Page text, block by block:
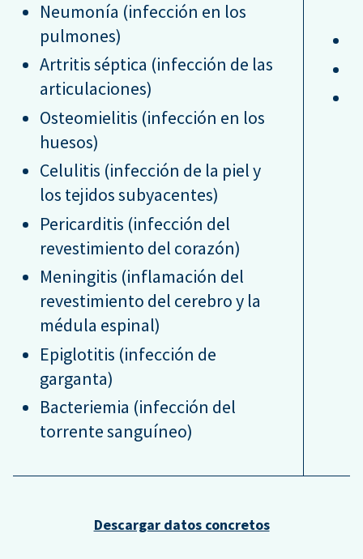
Neumonía (infección en los
pulmones)
Artritis séptica (infección de las
articulaciones)
Osteomielitis (infección en los
huesos)
Celulitis (infección de la piel y
los tejidos subyacentes)
Pericarditis (infección del
revestimiento del corazón)
Meningitis (inflamación del
revestimiento del cerebro y la
médula espinal)
Epiglotitis (infección de
garganta)
Bacteriemia (infección del
torrente sanguíneo)
Descargar datos concretos